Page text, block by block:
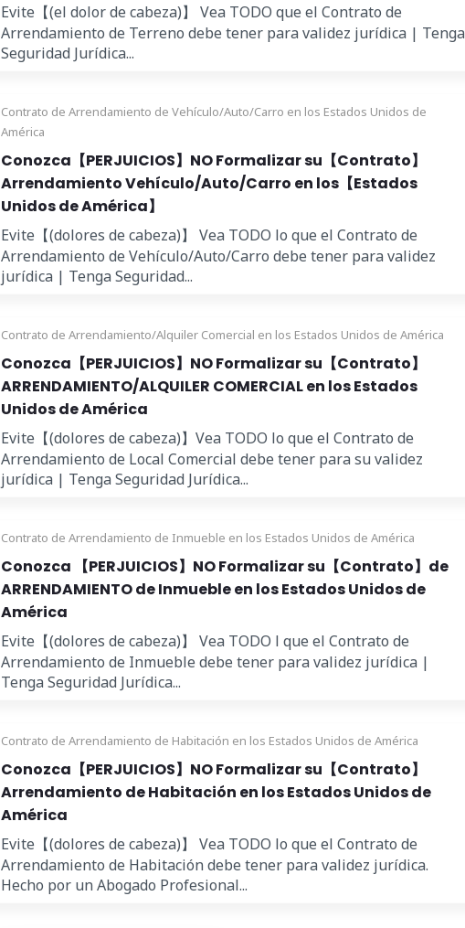
Evite【(el dolor de cabeza)】 Vea TODO que el Contrato de
Arrendamiento de Terreno debe tener para validez jurídica | Tenga
Seguridad Jurídica...
Contrato de Arrendamiento de Vehículo/Auto/Carro en los Estados Unidos de
América
Conozca【PERJUICIOS】NO Formalizar su【Contrato】
Arrendamiento Vehículo/Auto/Carro en los【Estados
Unidos de América】
Evite【(dolores de cabeza)】 Vea TODO lo que el Contrato de
Arrendamiento de Vehículo/Auto/Carro debe tener para validez
jurídica | Tenga Seguridad...
Contrato de Arrendamiento/Alquiler Comercial en los Estados Unidos de América
Conozca【PERJUICIOS】NO Formalizar su【Contrato】
ARRENDAMIENTO/ALQUILER COMERCIAL en los Estados
Unidos de América
Evite【(dolores de cabeza)】Vea TODO lo que el Contrato de
Arrendamiento de Local Comercial debe tener para su validez
jurídica | Tenga Seguridad Jurídica...
Contrato de Arrendamiento de Inmueble en los Estados Unidos de América
Conozca 【PERJUICIOS】NO Formalizar su【Contrato】de
ARRENDAMIENTO de Inmueble en los Estados Unidos de
América
Evite【(dolores de cabeza)】 Vea TODO l que el Contrato de
Arrendamiento de Inmueble debe tener para validez jurídica |
Tenga Seguridad Jurídica...
Contrato de Arrendamiento de Habitación en los Estados Unidos de América
Conozca【PERJUICIOS】NO Formalizar su【Contrato】
Arrendamiento de Habitación en los Estados Unidos de
América
Evite【(dolores de cabeza)】 Vea TODO lo que el Contrato de
Arrendamiento de Habitación debe tener para validez jurídica.
Hecho por un Abogado Profesional...